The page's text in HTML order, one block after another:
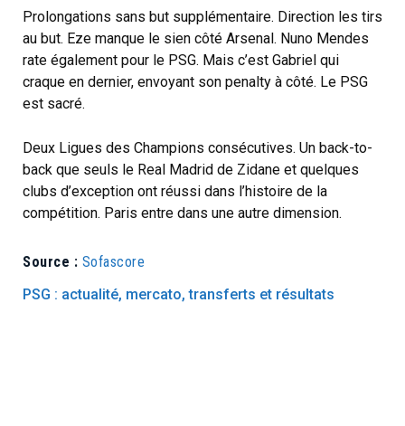
Prolongations sans but supplémentaire. Direction les tirs
au but. Eze manque le sien côté Arsenal. Nuno Mendes
rate également pour le PSG. Mais c’est Gabriel qui
craque en dernier, envoyant son penalty à côté. Le PSG
est sacré.
Deux Ligues des Champions consécutives. Un back-to-
back que seuls le Real Madrid de Zidane et quelques
clubs d’exception ont réussi dans l’histoire de la
compétition. Paris entre dans une autre dimension.
Source : Sofascore
PSG : actualité, mercato, transferts et résultats